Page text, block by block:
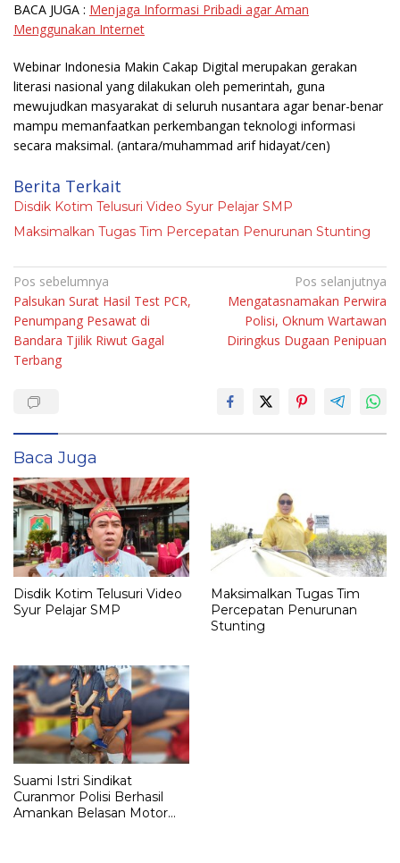
BACA JUGA : Menjaga Informasi Pribadi agar Aman
Menggunakan Internet
Webinar Indonesia Makin Cakap Digital merupakan gerakan
literasi nasional yang dilakukan oleh pemerintah, guna
mewujudkan masyarakat di seluruh nusantara agar benar-benar
mampu memanfaatkan perkembangan teknologi informasi
secara maksimal. (antara/muhammad arif hidayat/cen)
Berita Terkait
Disdik Kotim Telusuri Video Syur Pelajar SMP
Maksimalkan Tugas Tim Percepatan Penurunan Stunting
Navigasi
pos
Pos sebelumnya
Palsukan Surat Hasil Test PCR,
Penumpang Pesawat di
Bandara Tjilik Riwut Gagal
Terbang
Pos selanjutnya
Mengatasnamakan Perwira
Polisi, Oknum Wartawan
Diringkus Dugaan Penipuan
Baca Juga
Disdik Kotim Telusuri Video
Syur Pelajar SMP
Maksimalkan Tugas Tim
Percepatan Penurunan
Stunting
Suami Istri Sindikat
Curanmor Polisi Berhasil
Amankan Belasan Motor